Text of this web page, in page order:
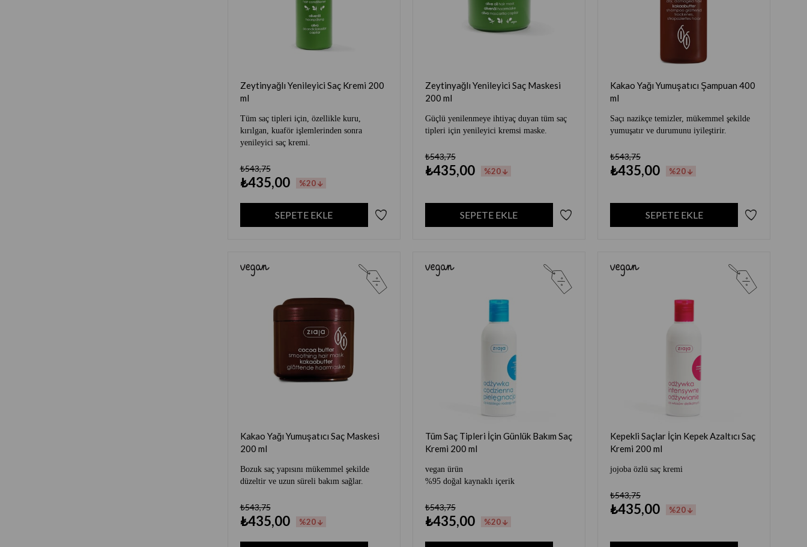
Zeytinyağlı Yenileyici Saç Kremi 200
ml
Tüm saç tipleri için, özellikle kuru,
kırılgan, kuaför işlemlerinden sonra
yenileyici saç kremi.
₺435,00
₺543,75
%20
SEPETE EKLE
Zeytinyağlı Yenileyici Saç Maskesi
200 ml
Güçlü yenilenmeye ihtiyaç duyan tüm saç
tipleri için yenileyici kremsi maske.
₺435,00
₺543,75
%20
SEPETE EKLE
Kakao Yağı Yumuşatıcı Şampuan 400
ml
Saçı nazikçe temizler, mükemmel şekilde
yumuşatır ve durumunu iyileştirir.
₺435,00
₺543,75
%20
SEPETE EKLE
Kakao Yağı Yumuşatıcı Saç Maskesi
200 ml
Bozuk saç yapısını mükemmel şekilde
düzeltir ve uzun süreli bakım sağlar.
₺435,00
₺543,75
%20
Tüm Saç Tipleri İçin Günlük Bakım Saç
Kremi 200 ml
vegan ürün
%95 doğal kaynaklı içerik
₺435,00
₺543,75
%20
Kepekli Saçlar İçin Kepek Azaltıcı Saç
Kremi 200 ml
jojoba özlü saç kremi
₺435,00
₺543,75
%20